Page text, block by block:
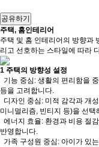
공유하기
주택, 홈인테리어
주택 및 홈 인테리어의 방향과
리고 선호하는 스타일에 따라
1 주택의 방향성 설정
기능 중심: 생활의 편리함을
등을 고려합니다.
디자인 중심: 미적 감각과 개
미니멀리즘, 빈티지 등)을 선택
에너지 효율: 환경과 비용 절
반영합니다.
가족 구성원 중심: 아이가 있